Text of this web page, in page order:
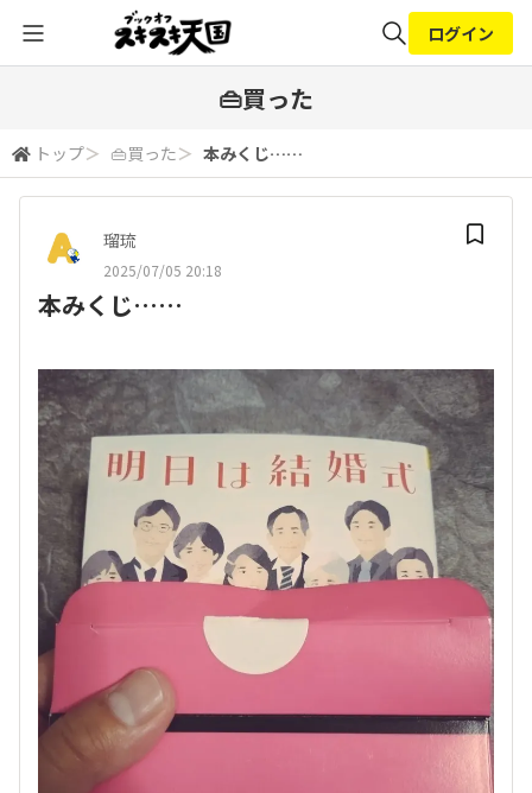
検索
ログイン
👜買った
トップ＞ 👜買った＞ 本みくじ……
瑠琉
2025/07/05 20:18
本みくじ……